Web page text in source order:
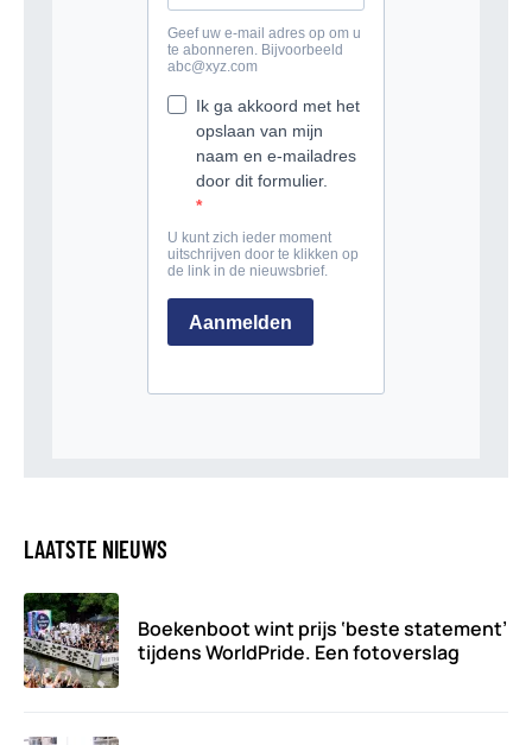
LAATSTE NIEUWS
Boekenboot wint prijs ‘beste statement’
tijdens WorldPride. Een fotoverslag